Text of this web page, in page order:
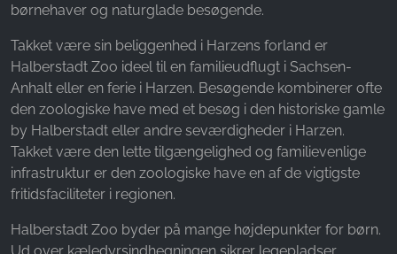
børnehaver og naturglade besøgende.
Takket være sin beliggenhed i Harzens forland er
Halberstadt Zoo ideel til en familieudflugt i Sachsen-
Anhalt eller en ferie i Harzen. Besøgende kombinerer ofte
den zoologiske have med et besøg i den historiske gamle
by Halberstadt eller andre seværdigheder i Harzen.
Takket være den lette tilgængelighed og familievenlige
infrastruktur er den zoologiske have en af de vigtigste
fritidsfaciliteter i regionen.
Halberstadt Zoo byder på mange højdepunkter for børn.